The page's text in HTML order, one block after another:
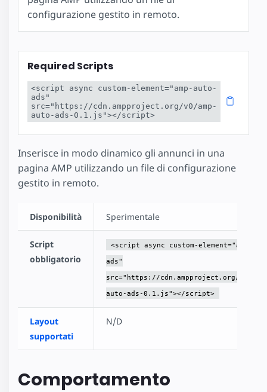
configurazione gestito in remoto.
Required Scripts
<script async custom-element="amp-auto-
ads"
src="https://cdn.ampproject.org/v0/amp-
auto-ads-0.1.js"></script>
Inserisce in modo dinamico gli annunci in una
pagina AMP utilizzando un file di configurazione
gestito in remoto.
Disponibilità Sperimentale
Script
obbligatorio
<script async custom-element="amp-
ads"
src="https://cdn.ampproject.org/v0/
auto-ads-0.1.js"></script>
Layout
supportati
N/D
Comportamento